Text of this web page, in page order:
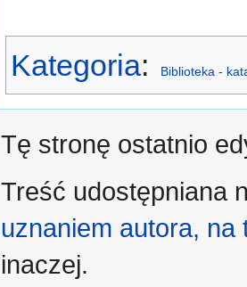
Kategoria: Biblioteka -
Tę stronę ostatnio
Treść udostępniana
uznaniem autora,
inaczej.